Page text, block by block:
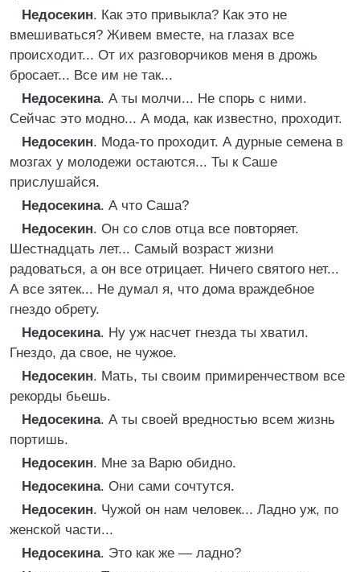
Недосекин. Как это привыкла? Как это не
вмешиваться? Живем вместе, на глазах все
происходит... От их разговорчиков меня в дрожь
бросает... Все им не так...
Недосекина. А ты молчи... Не спорь с ними.
Сейчас это модно... А мода, как известно, проходит.
Недосекин. Мода-то проходит. А дурные семена в
мозгах у молодежи остаются... Ты к Саше
прислушайся.
Недосекина. А что Саша?
Недосекин. Он со слов отца все повторяет.
Шестнадцать лет... Самый возраст жизни
радоваться, а он все отрицает. Ничего святого нет...
А все зятек... Не думал я, что дома враждебное
гнездо обрету.
Недосекина. Ну уж насчет гнезда ты хватил.
Гнездо, да свое, не чужое.
Недосекин. Мать, ты своим примиренчеством все
рекорды бьешь.
Недосекина. А ты своей вредностью всем жизнь
портишь.
Недосекин. Мне за Варю обидно.
Недосекина. Они сами сочтутся.
Недосекин. Чужой он нам человек... Ладно уж, по
женской части...
Недосекина. Это как же — ладно?